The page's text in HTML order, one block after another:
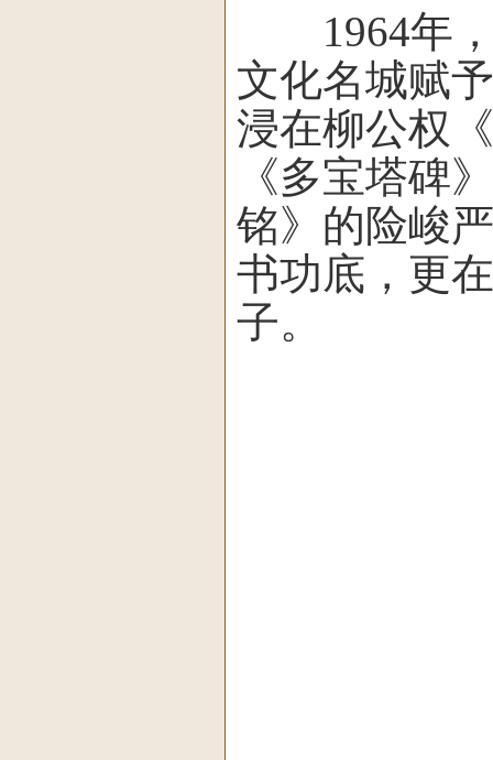
1964年，
文化名城赋
浸在柳公权
《多宝塔碑
铭》的险峻
书功底，更
子。